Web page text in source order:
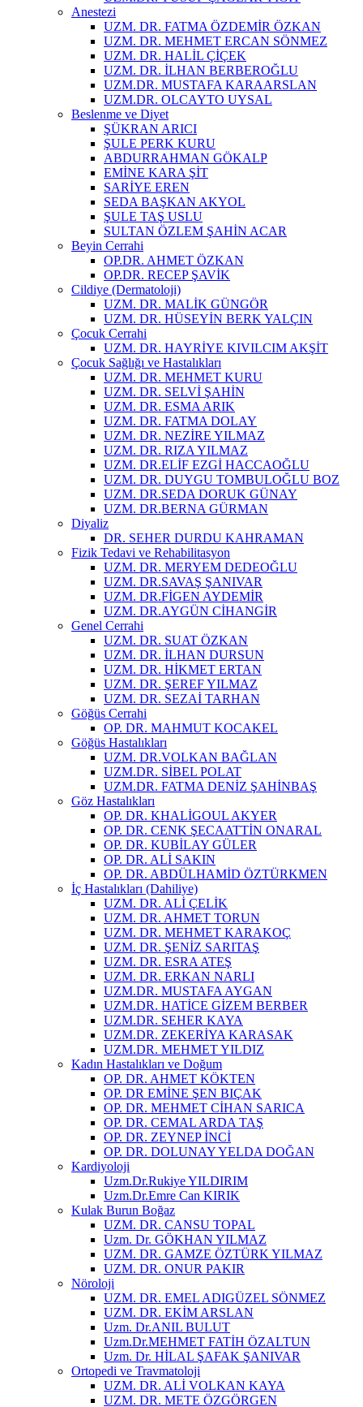
Anestezi
UZM. DR. FATMA ÖZDEMİR ÖZKAN
UZM. DR. MEHMET ERCAN SÖNMEZ
UZM. DR. HALİL ÇİÇEK
UZM. DR. İLHAN BERBEROĞLU
UZM.DR. MUSTAFA KARAARSLAN
UZM.DR. OLCAYTO UYSAL
Beslenme ve Diyet
ŞÜKRAN ARICI
ŞULE PERK KURU
ABDURRAHMAN GÖKALP
EMİNE KARA ŞİT
SARİYE EREN
SEDA BAŞKAN AKYOL
ŞULE TAŞ USLU
SULTAN ÖZLEM ŞAHİN ACAR
Beyin Cerrahi
OP.DR. AHMET ÖZKAN
OP.DR. RECEP ŞAVİK
Cildiye (Dermatoloji)
UZM. DR. MALİK GÜNGÖR
UZM. DR. HÜSEYİN BERK YALÇIN
Çocuk Cerrahi
UZM. DR. HAYRİYE KIVILCIM AKŞİT
Çocuk Sağlığı ve Hastalıkları
UZM. DR. MEHMET KURU
UZM. DR. SELVİ ŞAHİN
UZM. DR. ESMA ARIK
UZM. DR. FATMA DOLAY
UZM. DR. NEZİRE YILMAZ
UZM. DR. RIZA YILMAZ
UZM. DR.ELİF EZGİ HACCAOĞLU
UZM. DR. DUYGU TOMBULOĞLU BOZ
UZM. DR.SEDA DORUK GÜNAY
UZM. DR.BERNA GÜRMAN
Diyaliz
DR. SEHER DURDU KAHRAMAN
Fizik Tedavi ve Rehabilitasyon
UZM. DR. MERYEM DEDEOĞLU
UZM. DR.SAVAŞ ŞANIVAR
UZM. DR.FİGEN AYDEMİR
UZM. DR.AYGÜN CİHANGİR
Genel Cerrahi
UZM. DR. SUAT ÖZKAN
UZM. DR. İLHAN DURSUN
UZM. DR. HİKMET ERTAN
UZM. DR. ŞEREF YILMAZ
UZM. DR. SEZAİ TARHAN
Göğüs Cerrahi
OP. DR. MAHMUT KOCAKEL
Göğüs Hastalıkları
UZM. DR.VOLKAN BAĞLAN
UZM.DR. SİBEL POLAT
UZM.DR. FATMA DENİZ ŞAHİNBAŞ
Göz Hastalıkları
OP. DR. KHALİGOUL AKYER
OP. DR. CENK ŞECAATTİN ONARAL
OP. DR. KUBİLAY GÜLER
OP. DR. ALİ SAKIN
OP. DR. ABDÜLHAMİD ÖZTÜRKMEN
İç Hastalıkları (Dahiliye)
UZM. DR. ALİ ÇELİK
UZM. DR. AHMET TORUN
UZM. DR. MEHMET KARAKOÇ
UZM. DR. ŞENİZ SARITAŞ
UZM. DR. ESRA ATEŞ
UZM. DR. ERKAN NARLI
UZM.DR. MUSTAFA AYGAN
UZM.DR. HATİCE GİZEM BERBER
UZM.DR. SEHER KAYA
UZM.DR. ZEKERİYA KARASAK
UZM.DR. MEHMET YILDIZ
Kadın Hastalıkları ve Doğum
OP. DR. AHMET KÖKTEN
OP. DR EMİNE ŞEN BIÇAK
OP. DR. MEHMET CİHAN SARICA
OP. DR. CEMAL ARDA TAŞ
OP. DR. ZEYNEP İNCİ
OP. DR. DOLUNAY YELDA DOĞAN
Kardiyoloji
Uzm.Dr.Rukiye YILDIRIM
Uzm.Dr.Emre Can KIRIK
Kulak Burun Boğaz
UZM. DR. CANSU TOPAL
Uzm. Dr. GÖKHAN YILMAZ
UZM. DR. GAMZE ÖZTÜRK YILMAZ
UZM. DR. ONUR PAKIR
Nöroloji
UZM. DR. EMEL ADIGÜZEL SÖNMEZ
UZM. DR. EKİM ARSLAN
Uzm. Dr.ANIL BULUT
Uzm.Dr.MEHMET FATİH ÖZALTUN
Uzm. Dr. HİLAL ŞAFAK ŞANIVAR
Ortopedi ve Travmatoloji
UZM. DR. ALİ VOLKAN KAYA
UZM. DR. METE ÖZGÖRGEN